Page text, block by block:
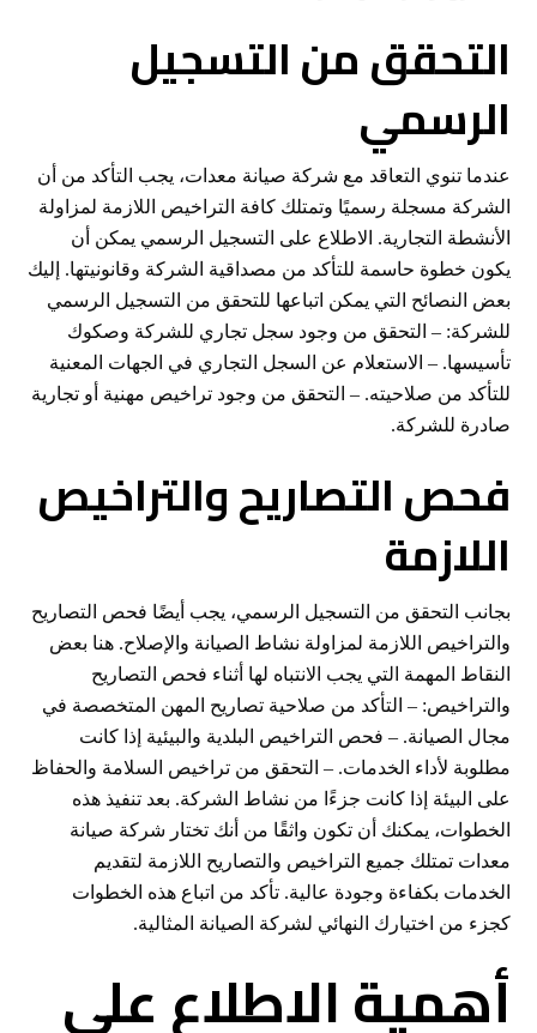
التحقق من التسجيل
الرسمي
عندما تنوي التعاقد مع شركة صيانة معدات، يجب التأكد من أن
الشركة مسجلة رسميًا وتمتلك كافة التراخيص اللازمة لمزاولة
الأنشطة التجارية. الاطلاع على التسجيل الرسمي يمكن أن
يكون خطوة حاسمة للتأكد من مصداقية الشركة وقانونيتها. إليك
بعض النصائح التي يمكن اتباعها للتحقق من التسجيل الرسمي
للشركة: – التحقق من وجود سجل تجاري للشركة وصكوك
تأسيسها. – الاستعلام عن السجل التجاري في الجهات المعنية
للتأكد من صلاحيته. – التحقق من وجود تراخيص مهنية أو تجارية
صادرة للشركة.
فحص التصاريح والتراخيص
اللازمة
بجانب التحقق من التسجيل الرسمي، يجب أيضًا فحص التصاريح
والتراخيص اللازمة لمزاولة نشاط الصيانة والإصلاح. هنا بعض
النقاط المهمة التي يجب الانتباه لها أثناء فحص التصاريح
والتراخيص: – التأكد من صلاحية تصاريح المهن المتخصصة في
مجال الصيانة. – فحص التراخيص البلدية والبيئية إذا كانت
مطلوبة لأداء الخدمات. – التحقق من تراخيص السلامة والحفاظ
على البيئة إذا كانت جزءًا من نشاط الشركة. بعد تنفيذ هذه
الخطوات، يمكنك أن تكون واثقًا من أنك تختار شركة صيانة
معدات تمتلك جميع التراخيص والتصاريح اللازمة لتقديم
الخدمات بكفاءة وجودة عالية. تأكد من اتباع هذه الخطوات
كجزء من اختيارك النهائي لشركة الصيانة المثالية.
أهمية الاطلاع على